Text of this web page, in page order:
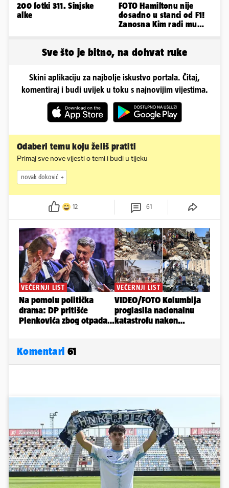
200 fotki 311. Sinjske
alke
FOTO Hamiltonu nije
dosadno u stanci od F1!
Zanosna Kim radi mu
Sve što je bitno, na dohvat ruke
Skini aplikaciju za najbolje iskustvo portala. Čitaj,
komentiraj i budi uvijek u toku s najnovijim vijestima.
Odaberi temu koju želiš pratiti
Primaj sve nove vijesti o temi i budi u tijeku
novak đoković
12 61
Komentari 61